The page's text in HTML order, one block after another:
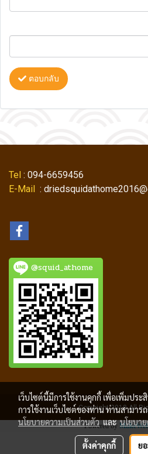
ตอบกลับ
Tel : 094-6659456
E-Mail :
@squid_athome
Copyright 2018 All
Powered by
เว็บไซต์นี้มีการใช้งานคุกกี้ เพื่อเพิ่มปร
การใช้งานเว็บไซต์ของท่าน ท่านสามาร
นโยบายความเป็นส่วนตัวและนโยบา
ตั้งค่าคุกกี้ ย